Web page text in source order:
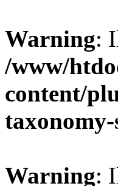
Warning:
/www/
content/
Warning: